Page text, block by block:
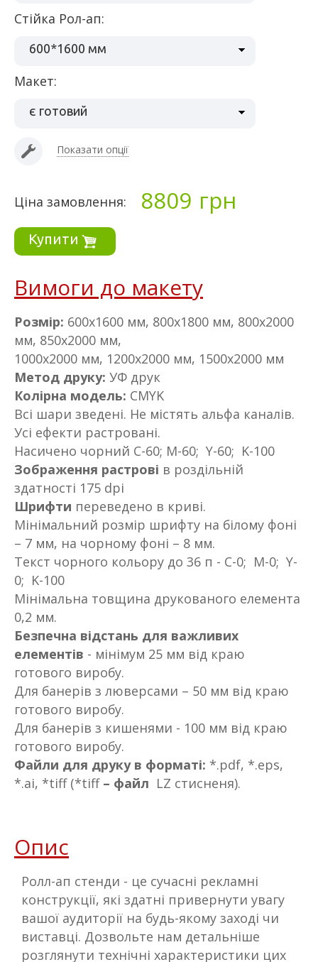
Стійка Рол-ап:
600*1600 мм
макет:
є готовий
Показати опції
Ціна замовлення: 8809 грн
Купити
Вимоги до макету
Розмір: 600х1600 мм, 800х1800 мм, 800х2000
мм, 850х2000 мм,
1000х2000 мм, 1200х2000 мм, 1500х2000 мм
Метод друку: УФ друк
Колірна модель: CMYK
Всі шари зведені. Не містять альфа каналів.
Усі ефекти растровані.
Насичено чорний С-60; M-60; Y-60; K-100
Зображення растрові в роздільній
здатності 175 dpi
Шрифти переведено в криві.
Мінімальний розмір шрифту на білому фоні
– 7 мм, на чорному фоні – 8 мм.
Текст чорного кольору до 36 п - С-0; M-0; Y-
0; K-100
Мінімальна товщина друкованого елемента
0,2 мм.
Безпечна відстань для важливих
елементів - мінімум 25 мм від краю
готового виробу.
Для банерів з люверсами – 50 мм від краю
готового виробу.
Для банерів з кишенями - 100 мм від краю
готового виробу.
Файли для друку в форматі: *.pdf, *.eps,
*.ai, *tiff (*tiff– файл LZ стисненя).
Опис
Ролл-ап стенди - це сучасні рекламні
конструкції, які здатні привернути увагу
вашої аудиторії на будь-якому заході чи
виставці. Дозвольте нам детальніше
розглянути технічні характеристики цих